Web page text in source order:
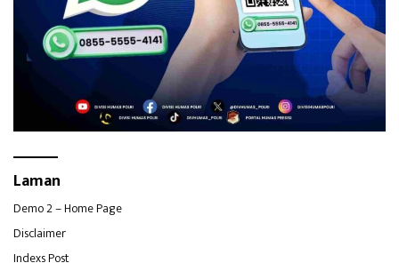
Laman
Demo 2 – Home Page
Disclaimer
Indexs Post